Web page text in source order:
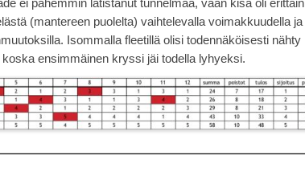
ei pahemmin latistanut tunnelmaa, vaan kisa oli erittäin
(mantereen puolelta) vaihtelevalla voimakkuudella ja
Isommalla fleetillä olisi todennäköisesti nähty
ensimmäinen kryssi jäi todella lyhyeksi.